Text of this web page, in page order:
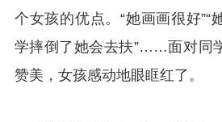
个女孩的优点。“她画画很好”“
学摔倒了她会去扶”……面对同
赞美，女孩感动地眼眶红了。